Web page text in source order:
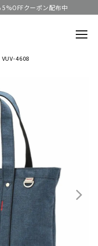
クーポン配布中
VUV-4608